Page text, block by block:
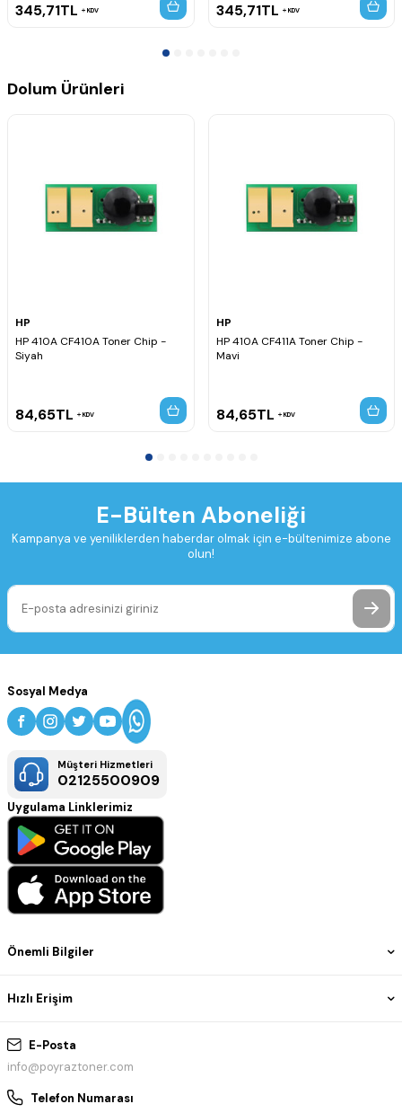
345,71TL KDV 345,71TL KDV
Dolum Ürünleri
HP
HP 410A CF410A Toner Chip -
Siyah
84,65TL KDV
HP
HP 410A CF411A Toner Chip -
Mavi
84,65TL KDV
E-Bülten Aboneliği
Kampanya ve yeniliklerden haberdar olmak için e-bültenimize abone
olun!
E-Posta
info@poyraztoner.com
Telefon Numarası
Önemli Bilgiler
Hızlı Erişim
Sosyal Medya
Müşteri Hizmetleri
02125500909
Uygulama Linklerimiz